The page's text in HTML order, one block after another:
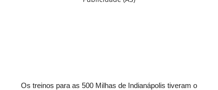
Os treinos para as 500 Milhas de Indianápolis tiveram o